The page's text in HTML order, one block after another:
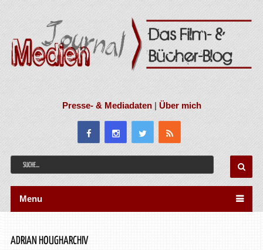
Presse- & Mediadaten|Über mich
Menu
ADRIAN HOUGHARCHIV